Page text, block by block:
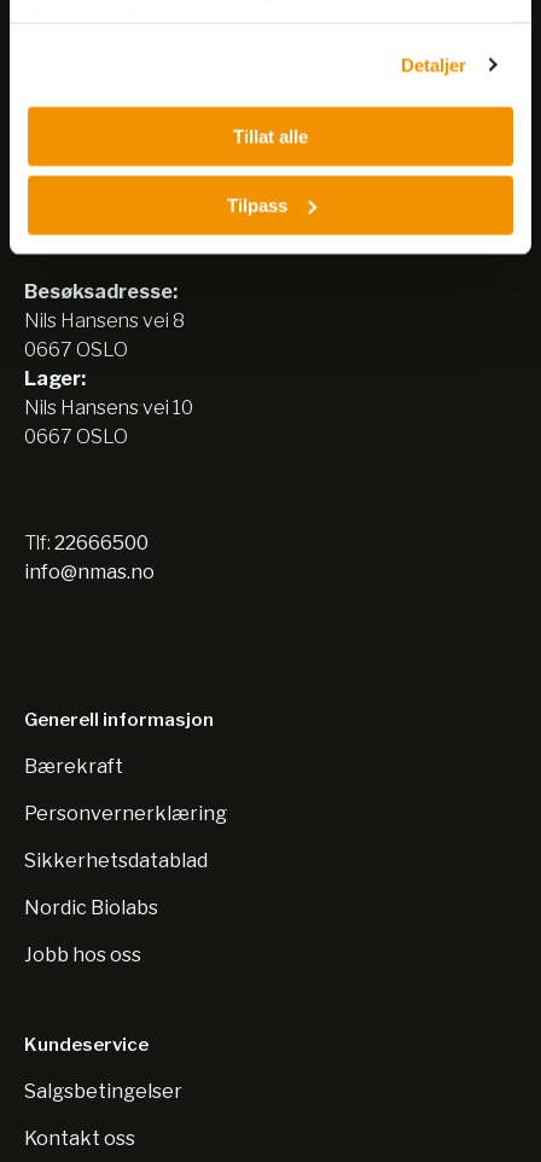
Detaljer
Tillat alle
Tilpass
Nerliens Meszansky AS
Besøksadresse:
Nils Hansens vei 8
0667 OSLO
Lager:
Nils Hansens vei 10
0667 OSLO
Tlf: 22666500
info@nmas.no
Generell informasjon
Bærekraft
Personvernerklæring
Sikkerhetsdatablad
Nordic Biolabs
Jobb hos oss
Kundeservice
Salgsbetingelser
Kontakt oss